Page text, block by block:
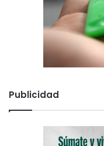
Publicidad